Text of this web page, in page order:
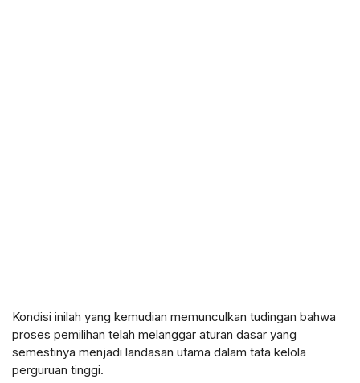
Kondisi inilah yang kemudian memunculkan tudingan bahwa
proses pemilihan telah melanggar aturan dasar yang
semestinya menjadi landasan utama dalam tata kelola
perguruan tinggi.